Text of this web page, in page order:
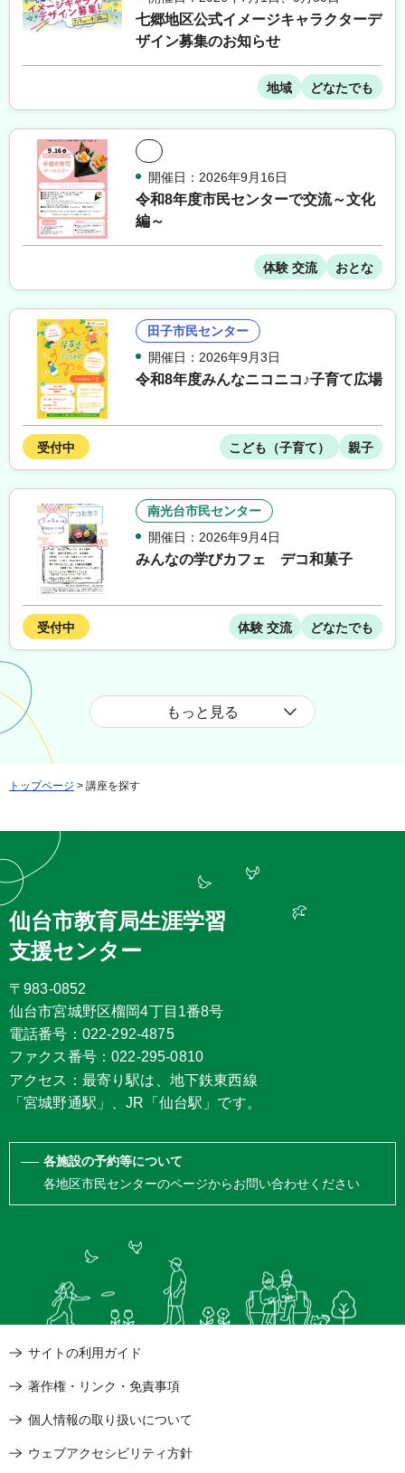
七郷地区公式イメージキャラクターデ
ザイン募集のお知らせ
地域 どなたでも
開催日：2026年9月16日
令和8年度市民センターで交流～文化
編～
体験 交流 おとな
田子市民センター
開催日：2026年9月3日
令和8年度みんなニコニコ♪子育て広場
受付中 こども（子育て） 親子
南光台市民センター
開催日：2026年9月4日
みんなの学びカフェ デコ和菓子
受付中 体験 交流 どなたでも
もっと見る
トップページ > 講座を探す
仙台市教育局生涯学習
支援センター
〒983-0852
仙台市宮城野区榴岡4丁目1番8号
電話番号：022-292-4875
ファクス番号：022-295-0810
アクセス：最寄り駅は、地下鉄東西線
「宮城野通駅」、JR「仙台駅」です。
各施設の予約等について
各地区市民センターのページからお問い合わせください
サイトの利用ガイド
著作権・リンク・免責事項
個人情報の取り扱いについて
ウェブアクセシビリティ方針